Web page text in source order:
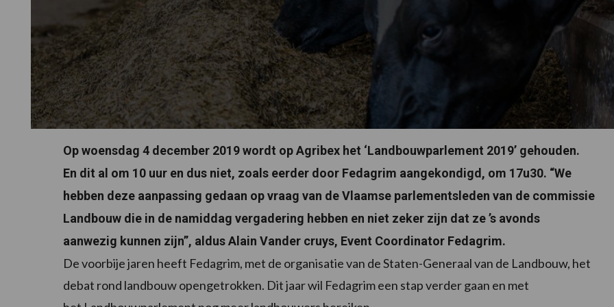
Op woensdag 4 december 2019 wordt op Agribex het ‘Landbouwparlement 2019’ gehouden.
En dit al om 10 uur en dus niet, zoals eerder door Fedagrim aangekondigd, om 17u30. “We
hebben deze aanpassing gedaan op vraag van de Vlaamse parlementsleden van de commissie
Landbouw die in de namiddag vergadering hebben en niet zeker zijn dat ze ’s avonds
aanwezig kunnen zijn”, aldus Alain Vander cruys, Event Coordinator Fedagrim.
De voorbije jaren heeft Fedagrim, met de organisatie van de Staten-Generaal van de Landbouw, het
debat rond landbouw opengetrokken. Dit jaar wil Fedagrim een stap verder gaan en met